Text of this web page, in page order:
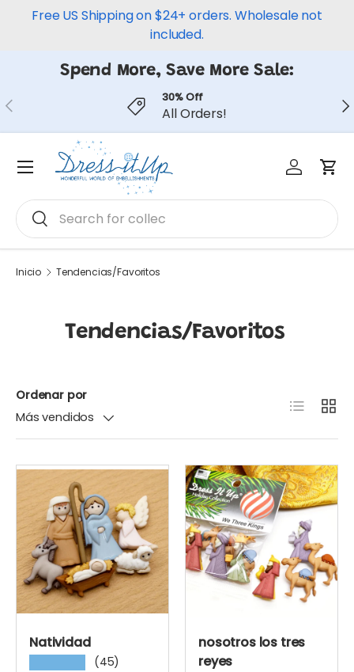
Free US Shipping on $24+ orders. Wholesale not
included.
Spend More, Save More Sale:
Anterior 30% Off
All Orders!
Buscar
Buscar
Iniciar
Menú
Inicio Tendencias/Favoritos
Tendencias/Favoritos
Ordenar por
Más vendidos
Lista
Natividad
(45)
nosotros los tres
reyes